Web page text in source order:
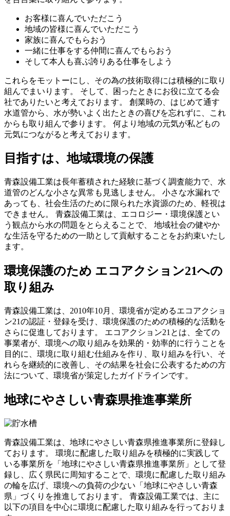
お客様に喜んでいただこう
地域の皆様に喜んでいただこう
家族に喜んでもらおう
一緒に仕事をする仲間に喜んでもらおう
そして本人も喜ぶ誇りある仕事をしよう
これらをモットーにし、その為の技術取得には積極的に取り
組んでまいります。 そして、困ったときにお役に立てる会
社でありたいと考えております。 創業時の、はじめて通す
水道管から、水が勢いよく出たときの喜びを忘れずに、これ
からも取り組んで参ります。 何より地域の元気が私どもの
元気につながると考えております。
目指すは、地域環境の保護
青森設備工業は長年蓄積された経験に基づく調査能力で、水
道管のどんな小さな異常も見逃しません。 小さな水漏れで
あっても、社会生活のために限られた水資源のため、軽視は
できません。 青森設備工業は、エコロジー・環境保護とい
う観点から水の問題をとらえることで、 地域社会の健やか
な生活を守るための一助として貢献することをお約束いたし
ます。
環境保護のため エコアクション21への
取り組み
青森設備工業は、2010年10月、環境省が定めるエコアクショ
ン21の認証・登録を受け、環境保護のための積極的な活動を
さらに促進しております。 エコアクション21とは、全ての
事業者が、環境への取り組みを効果的・効率的に行うことを
目的に、環境に取り組む仕組みを作り、取り組みを行い、そ
れらを継続的に改善し、その結果を社会に公表するための方
法について、環境省が策定したガイドラインです。
地球にやさしい青森県推進事業所
青森設備工業は、地球にやさしい青森県推進事業所に登録し
ております。 環境に配慮した取り組みを積極的に実践して
いる事業所を「地球にやさしい青森県推進事業所」として登
録し、広く県民に周知することで、環境に配慮した取り組み
の輪を広げ、環境への負荷の少ない「地球にやさしい青森
県」づくりを推進しております。 青森設備工業では、主に
以下の項目を中心に環境に配慮した取り組みを行っておりま